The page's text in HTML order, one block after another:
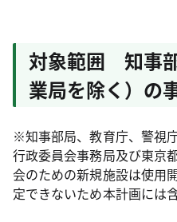
対象範囲 知事
業局を除く）の
※知事部局、教育庁、警視
行政委員会事務局及び東京
会のための新規施設は使用
定できないため本計画には